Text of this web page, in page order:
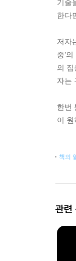
기술
한다
저자
중’
의
자는
한번
이
책의
관련